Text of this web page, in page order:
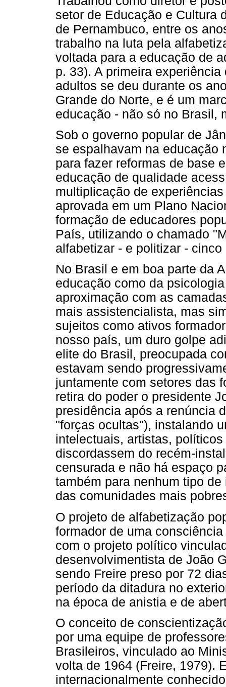
setor de Educação e Cultura
de Pernambuco, entre os
trabalho na luta pela
voltada para a educação de
p. 33). A primeira
adultos se deu durante os
Grande do Norte, e é um
educação - não só no Brasil,
Sob o governo popular de
se espalhavam na educação
para fazer reformas de base
educação de qualidade
multiplicação de
aprovada em um Plano
formação de educadores
País, utilizando o chamado
alfabetizar - e politizar -
No Brasil e em boa parte da
educação como da
aproximação com as
mais assistencialista, mas
sujeitos como ativos
nosso país, um duro golpe
elite do Brasil, preocupada
estavam sendo
juntamente com setores das
retira do poder o presidente
presidência após a renúncia
"forças ocultas"), instalando
intelectuais, artistas,
discordassem do recém-
censurada e não há espaço
também para nenhum tipo
das comunidades mais
O projeto de alfabetização
formador de uma
com o projeto político
desenvolvimentista de João
sendo Freire preso por 72
período da ditadura no
na época de anistia e de
O conceito de
por uma equipe de
Brasileiros, vinculado ao
volta de 1964 (Freire, 1979).
internacionalmente